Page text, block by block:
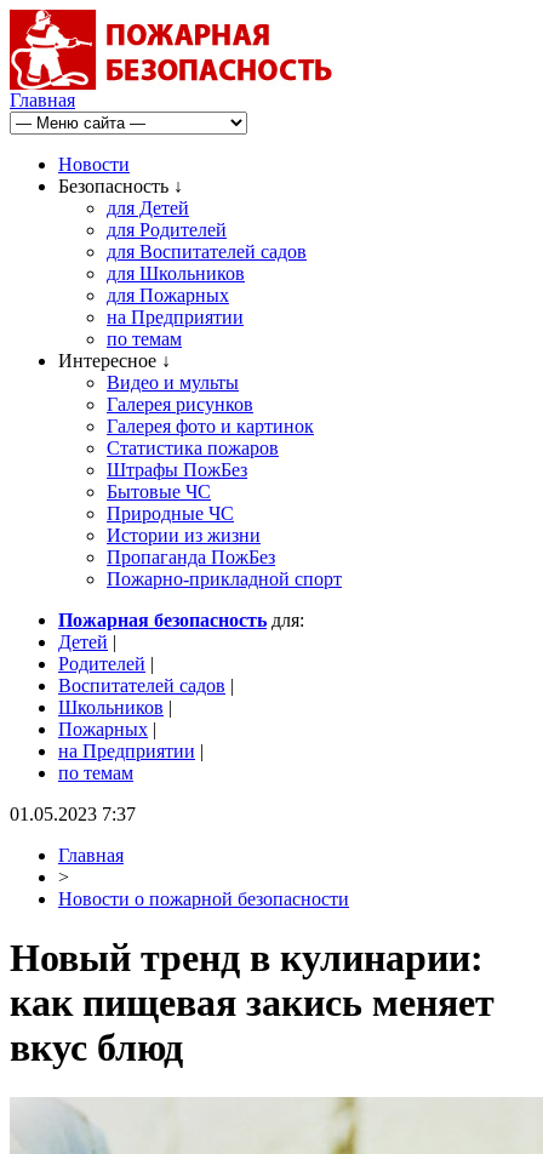
Главная
Новости
Безопасность ↓
для Детей
для Родителей
для Воспитателей садов
для Школьников
для Пожарных
на Предприятии
по темам
Интересное ↓
Видео и мульты
Галерея рисунков
Галерея фото и картинок
Статистика пожаров
Штрафы ПожБез
Бытовые ЧС
Природные ЧС
Истории из жизни
Пропаганда ПожБез
Пожарно-прикладной спорт
Пожарная безопасность для:
Детей |
Родителей |
Воспитателей садов |
Школьников |
Пожарных |
на Предприятии |
по темам
01.05.2023 7:37
Главная
>
Новости о пожарной безопасности
Новый тренд в кулинарии:
как пищевая закись меняет
вкус блюд